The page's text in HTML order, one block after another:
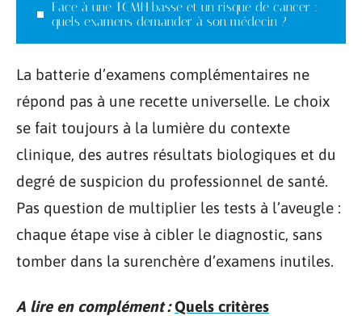
Face à une TCMH basse et un risque de cancer :
quels examens demander à son médecin ?
La batterie d’examens complémentaires ne
répond pas à une recette universelle. Le choix
se fait toujours à la lumière du contexte
clinique, des autres résultats biologiques et du
degré de suspicion du professionnel de santé.
Pas question de multiplier les tests à l’aveugle :
chaque étape vise à cibler le diagnostic, sans
tomber dans la surenchère d’examens inutiles.
A lire en complément : Quels critères